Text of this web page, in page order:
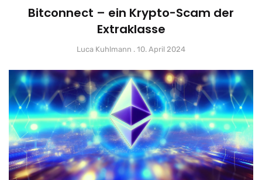
Bitconnect – ein Krypto-Scam der
Extraklasse
Luca Kuhlmann 10. April 2024